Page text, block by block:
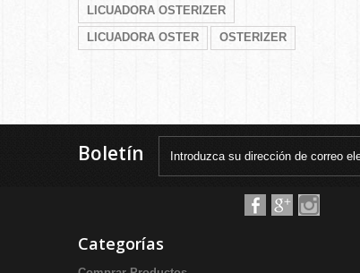
LICUADORA OSTERIZER
LICUADORA OSTER
OSTERIZER
Boletín
Categorías